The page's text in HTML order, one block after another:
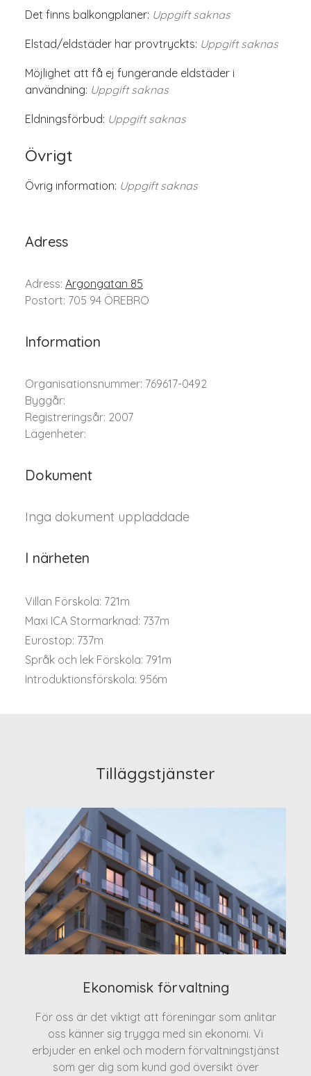
Det finns balkongplaner: Uppgift saknas
Elstad/eldstäder har provtryckts: Uppgift saknas
Möjlighet att få ej fungerande eldstäder i
användning: Uppgift saknas
Eldningsförbud: Uppgift saknas
Övrigt
Övrig information: Uppgift saknas
Adress
Adress: Argongatan 85
Postort: 705 94 ÖREBRO
Information
Organisationsnummer: 769617-0492
Byggår:
Registreringsår: 2007
Lägenheter:
Dokument
Inga dokument uppladdade
I närheten
Villan Förskola: 721m
Maxi ICA Stormarknad: 737m
Eurostop: 737m
Språk och lek Förskola: 791m
Introduktionsförskola: 956m
Tilläggstjänster
Ekonomisk förvaltning
För oss är det viktigt att föreningar som anlitar
oss känner sig trygga med sin ekonomi. Vi
erbjuder en enkel och modern förvaltningstjänst
som ger dig som kund god översikt över